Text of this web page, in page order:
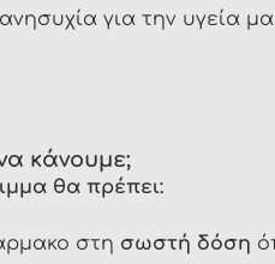
για την υγεία
κάνουμε;
θα πρέπει:
στη σωστή δόση